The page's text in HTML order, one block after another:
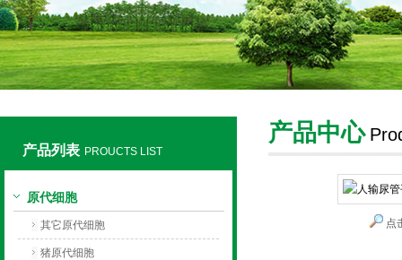
产品列表 PROUCTS LIST
原代细胞
其它原代细胞
猪原代细胞
产品中心
点